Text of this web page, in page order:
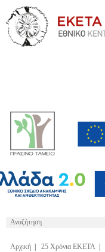
Αρχική| 25 Χρόνια ΕΚΕΤΑ|